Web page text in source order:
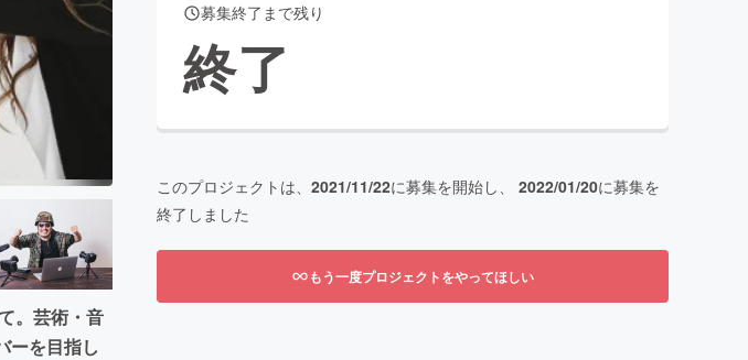
CAMPFIRE Creation
machi-ya
。芸術・音
ーを目指し
募集終了まで残り
終了
このプロジェクトは、 2021/11/22に募集を開始し、 2022/01/20に募集を
終了しました
もう一度プロジェクトをやってほしい